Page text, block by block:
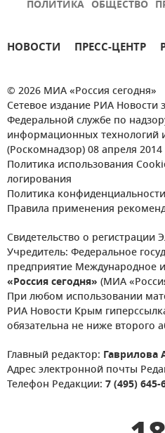
ПОЛИТИКА ОБЩЕСТВО
НОВОСТИ ПРЕСС-ЦЕНТР
© 2026 МИА «Россия сегодня»
Сетевое издание РИА Новости
Федеральной службе по
информационных технологий
(Роскомнадзор) 08 апреля 2014
Политика использования
логирования
Политика
Правила применения
Свидетельство о регистрации
Учредитель: Федеральное
предприятие Международное
«Россия сегодня» (МИА
При любом использовании
РИА Новости Крым
обязательна не ниже второго
Главный редактор: Гаврилова
Адрес электронной почты
Телефон Редакции: 7 (495) 645-